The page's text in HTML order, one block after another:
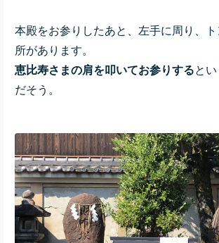
本殿をお参りしたあと、左手に周り、
所があります。
恵比寿さまの肩を叩いてお参りすると
だそう。